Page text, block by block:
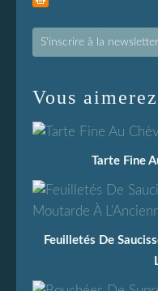
S'inscrire à la newsletter
Vous
Tarte Fine
Feuilletés De